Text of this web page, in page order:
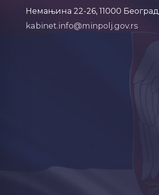
Немањина 22-26, 11000 Београд
kabinet.info@minpolj.gov.rs